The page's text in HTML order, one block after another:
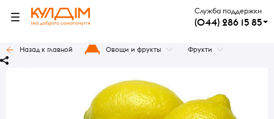
Служба поддержки
(044) 286 15 85
Назад к главной Овощи и фрукты Фрукти